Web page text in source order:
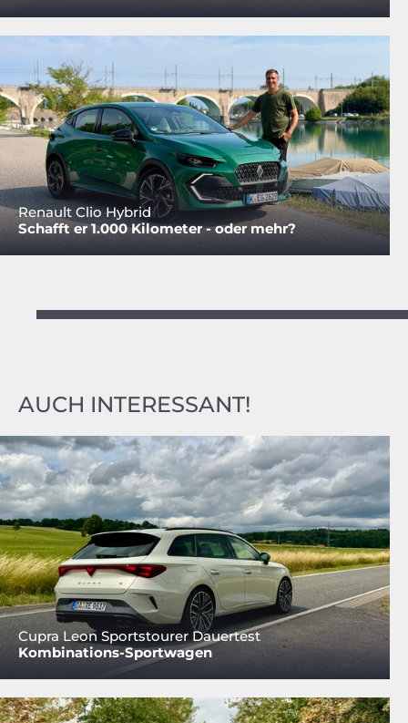
Renault Clio Hybrid
Schafft er 1.000 Kilometer - oder mehr?
AUCH INTERESSANT!
Cupra Leon Sportstourer Dauertest
Kombinations-Sportwagen